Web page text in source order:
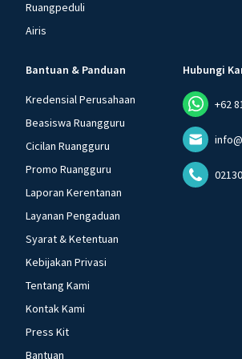
Ruangpeduli
Airis
Bantuan & Panduan
Kredensial Perusahaan
Beasiswa Ruangguru
Cicilan Ruangguru
Promo Ruangguru
Laporan Kerentanan
Layanan Pengaduan
Syarat & Ketentuan
Kebijakan Privasi
Tentang Kami
Kontak Kami
Press Kit
Bantuan
Hubungi
+62